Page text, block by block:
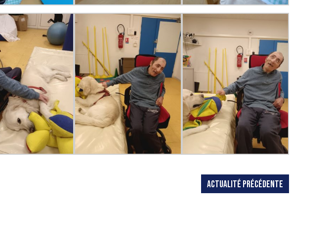
ACTUALITÉ PRÉCÉDENTE